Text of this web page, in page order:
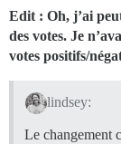
Edit : Oh, j’ai
des votes. Je
votes positifs/
lindsey:
Le changement